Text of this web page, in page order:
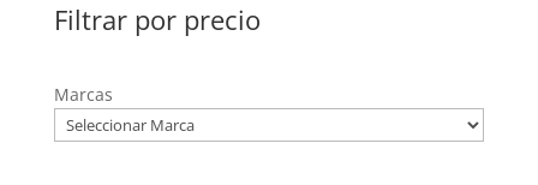
Filtrar por precio
Marcas